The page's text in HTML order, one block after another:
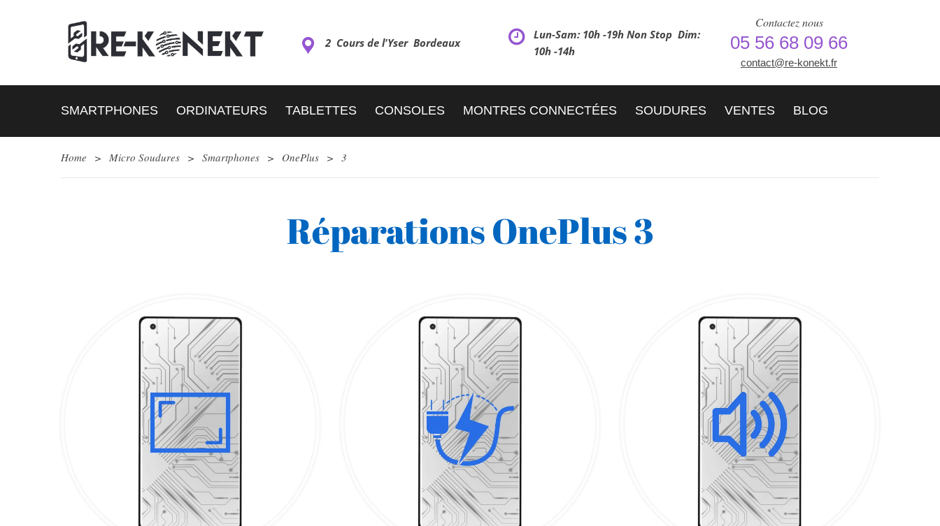
2 Cours de l'Yser Bordeaux
Lun-Sam: 10h -19h Non Stop Dim:
10h -14h
Contactez nous
05 56 68 09 66
contact@re-konekt.fr
SMARTPHONES ORDINATEURS TABLETTES CONSOLES MONTRES CONNECTÉES SOUDURES VENTES BLOG
Home > Micro Soudures > Smartphones > OnePlus > 3
Réparations OnePlus 3